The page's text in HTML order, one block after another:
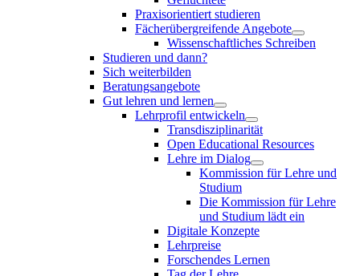
Praxisorientiert studieren
Fächerübergreifende Angebote
Wissenschaftliches Schreiben
Studieren und dann?
Sich weiterbilden
Beratungsangebote
Gut lehren und lernen
Lehrprofil entwickeln
Transdisziplinarität
Open Educational Resources
Lehre im Dialog
Kommission für Lehre und
Studium
Die Kommission für Lehre
und Studium lädt ein
Digitale Konzepte
Lehrpreise
Forschendes Lernen